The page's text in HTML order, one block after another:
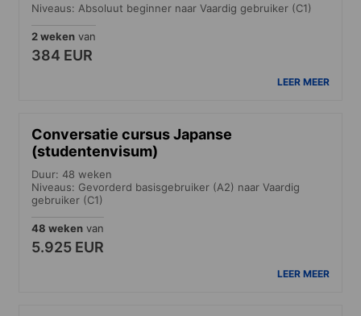
Niveaus: Absoluut beginner naar Vaardig gebruiker (C1)
2 weken van
384 EUR
LEER MEER
Conversatie cursus Japanse
(studentenvisum)
Duur: 48 weken
Niveaus: Gevorderd basisgebruiker (A2) naar Vaardig
gebruiker (C1)
48 weken van
5.925 EUR
LEER MEER